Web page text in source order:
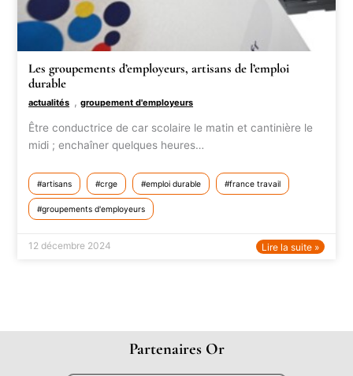
Les groupements d’employeurs, artisans de l’emploi
durable
actualités ,groupement d'employeurs
Être conductrice de car scolaire le matin et cantinière le
midi ; enchaîner quelques heures…
artisans crge emploi durable france travail
groupements d'employeurs
12 décembre 2024 Lire la suite »
Partenaires Or